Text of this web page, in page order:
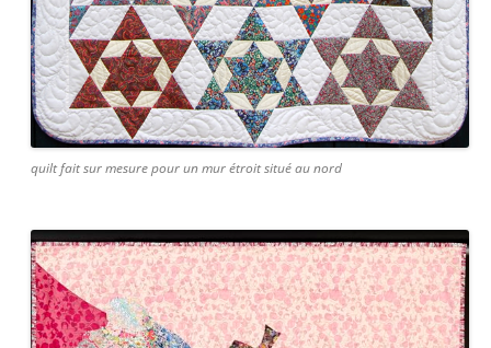
quilt fait sur mesure pour un mur étroit situé au nord